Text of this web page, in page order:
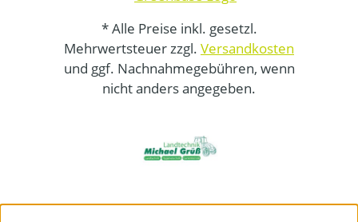
* Alle Preise inkl. gesetzl.
Mehrwertsteuer zzgl. Versandkosten
und ggf. Nachnahmegebühren, wenn
nicht anders angegeben.